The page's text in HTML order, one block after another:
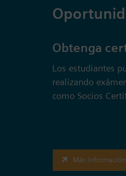
Obtenga
Los estudiantes
realizando
como Socios
Más información